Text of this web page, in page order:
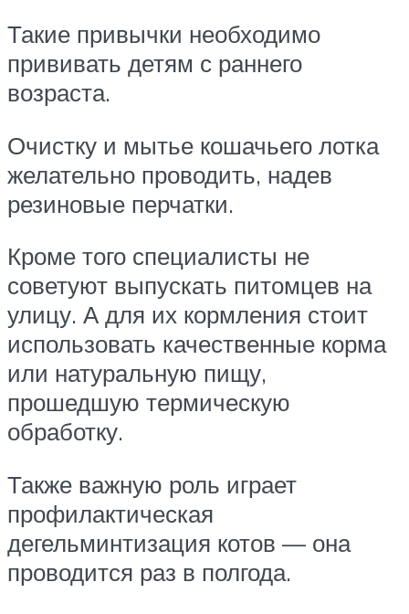
Такие привычки необходимо
прививать детям с раннего
возраста.
Очистку и мытье кошачьего лотка
желательно проводить, надев
резиновые перчатки.
Кроме того специалисты не
советуют выпускать питомцев на
улицу. А для их кормления стоит
использовать качественные корма
или натуральную пищу,
прошедшую термическую
обработку.
Также важную роль играет
профилактическая
дегельминтизация котов — она
проводится раз в полгода.